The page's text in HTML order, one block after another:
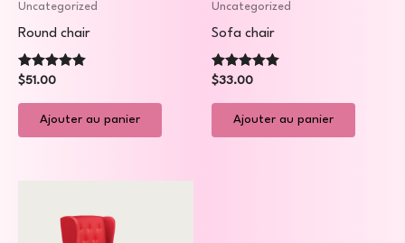
Uncategorized
Round chair
Note
sur 5
$51.00
Ajouter au panier
Uncategorized
Sofa chair
Note
sur 5
$33.00
Ajouter au panier